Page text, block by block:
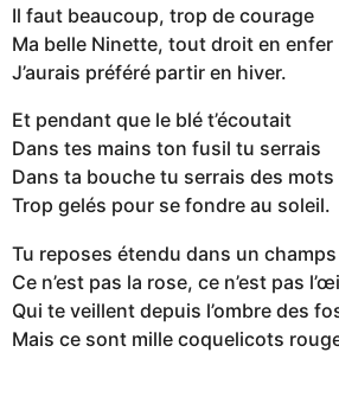
Il faut beaucoup, trop de courage
Ma belle Ninette, tout droit en enfer
J’aurais préféré partir en hiver.
Et pendant que le blé t’écoutait
Dans tes mains ton fusil tu serrais
Dans ta bouche tu serrais des mots
Trop gelés pour se fondre au soleil.
Tu reposes étendu dans un
Ce n’est pas la rose, ce n’est pas
Qui te veillent depuis l’ombre des
Mais ce sont mille coquelicots